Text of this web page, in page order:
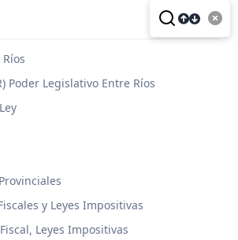
Poder Legislativo Entre Ríos
y Leyes Impositivas
, Leyes Impositivas